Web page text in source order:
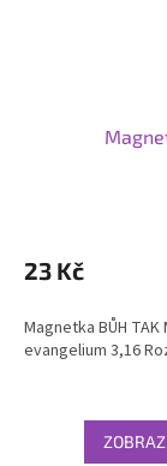
23 Kč
Magnetka BŮH
evangelium 3,16